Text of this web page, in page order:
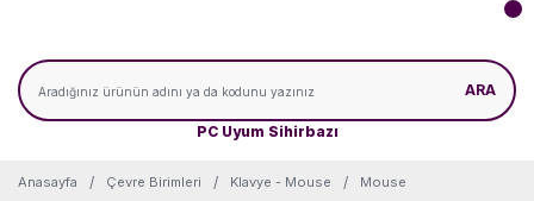
PC Uyum Sihirbazı
ARA
Anasayfa Çevre Birimleri Klavye - Mouse Mouse